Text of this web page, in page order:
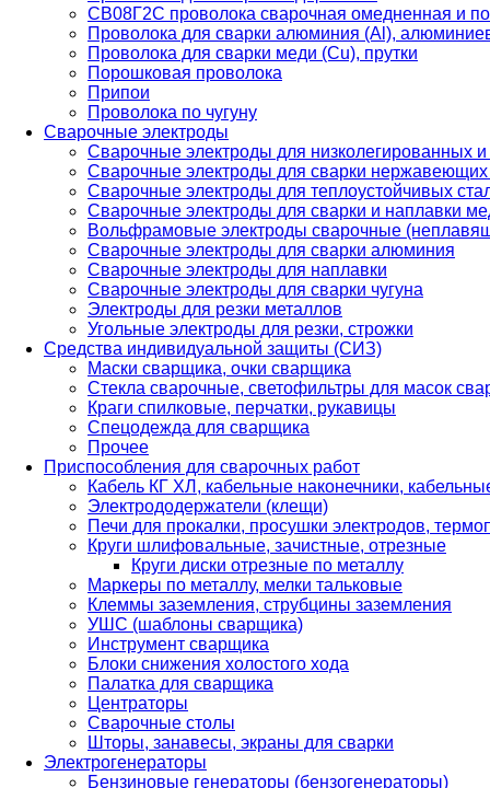
СВ08Г2С проволока сварочная омедненная и
Проволока для сварки алюминия (Al),
Проволока для сварки меди (Cu), прутки
Порошковая проволока
Припои
Проволока по чугуну
Сварочные электроды
Сварочные электроды для низколегированных и
Сварочные электроды для сварки
Сварочные электроды для теплоустойчивых
Сварочные электроды для сварки и наплавки
Вольфрамовые электроды сварочные
Сварочные электроды для сварки алюминия
Сварочные электроды для наплавки
Сварочные электроды для сварки чугуна
Электроды для резки металлов
Угольные электроды для резки, строжки
Средства индивидуальной защиты (СИЗ)
Маски сварщика, очки сварщика
Стекла сварочные, светофильтры для масок
Краги спилковые, перчатки, рукавицы
Спецодежда для сварщика
Прочее
Приспособления для сварочных работ
Кабель КГ ХЛ, кабельные наконечники,
Электрододержатели (клещи)
Печи для прокалки, просушки электродов,
Круги шлифовальные, зачистные, отрезные
Круги диски отрезные по металлу
Маркеры по металлу, мелки тальковые
Клеммы заземления, струбцины заземления
УШС (шаблоны сварщика)
Инструмент сварщика
Блоки снижения холостого хода
Палатка для сварщика
Центраторы
Сварочные столы
Шторы, занавесы, экраны для сварки
Электрогенераторы
Бензиновые генераторы (бензогенераторы)